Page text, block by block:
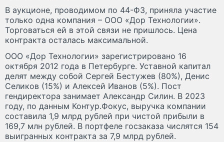
В аукционе, проводимом по 44-ФЗ, приняла участие
только одна компания – ООО «Дор Технологии».
Торговаться ей в этой связи не пришлось. Цена
контракта осталась максимальной.
ООО «Дор Технологии» зарегистрировано 16
октября 2012 года в Петербурге. Уставной капитал
делят между собой Сергей Бестужев (80%), Денис
Селиков (15%) и Алексей Иванов (5%). Пост
гендиректора занимает Александр Силин. В 2023
году, по данным Контур.Фокус, выручка компании
составила 1,9 млрд рублей при чистой прибыли в
169,7 млн рублей. В портфеле госзаказа числятся 154
выигранных контракта за 7,9 млрд рублей.